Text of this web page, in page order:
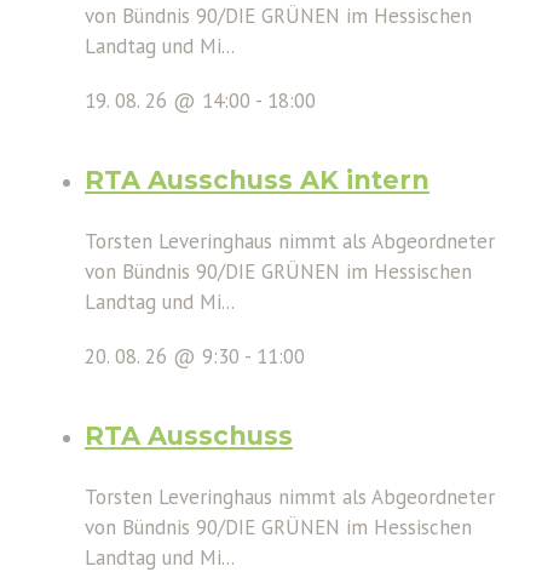
von Bündnis 90/DIE GRÜNEN im Hessischen
Landtag und Mi...
19. 08. 26 @ 14:00 - 18:00
RTA Ausschuss AK intern
Torsten Leveringhaus nimmt als Abgeordneter
von Bündnis 90/DIE GRÜNEN im Hessischen
Landtag und Mi...
20. 08. 26 @ 9:30 - 11:00
RTA Ausschuss
Torsten Leveringhaus nimmt als Abgeordneter
von Bündnis 90/DIE GRÜNEN im Hessischen
Landtag und Mi...